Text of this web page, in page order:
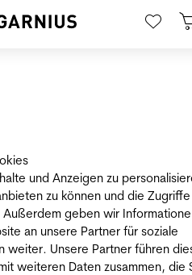
und Anzeigen zu
zu können und die
geben wir
an unsere Partner für soziale
weiter. Unsere Partner führen
weiteren Daten zusammen, die